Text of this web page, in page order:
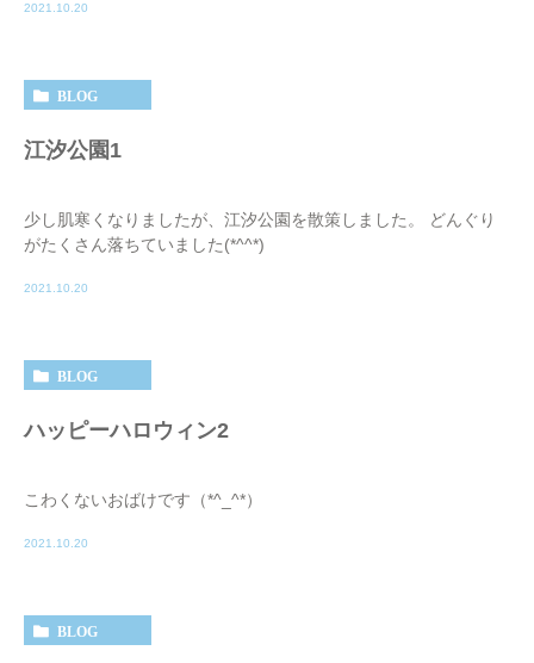
2021.10.20
BLOG
江汐公園1
少し肌寒くなりましたが、江汐公園を散策しました。 どんぐり
がたくさん落ちていました(*^^*)
2021.10.20
BLOG
ハッピーハロウィン2
こわくないおばけです（*^_^*）
2021.10.20
BLOG